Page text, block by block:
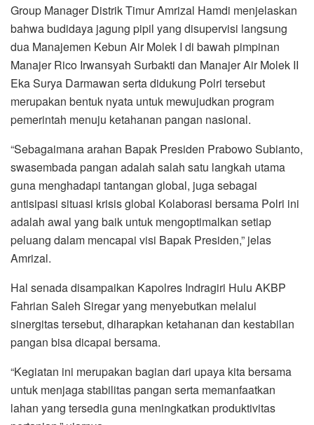
Group Manager Distrik Timur Amrizal Hamdi menjelaskan
bahwa budidaya jagung pipil yang disupervisi langsung
dua Manajemen Kebun Air Molek I di bawah pimpinan
Manajer Rico Irwansyah Surbakti dan Manajer Air Molek II
Eka Surya Darmawan serta didukung Polri tersebut
merupakan bentuk nyata untuk mewujudkan program
pemerintah menuju ketahanan pangan nasional.
“Sebagaimana arahan Bapak Presiden Prabowo Subianto,
swasembada pangan adalah salah satu langkah utama
guna menghadapi tantangan global, juga sebagai
antisipasi situasi krisis global Kolaborasi bersama Polri ini
adalah awal yang baik untuk mengoptimalkan setiap
peluang dalam mencapai visi Bapak Presiden,” jelas
Amrizal.
Hal senada disampaikan Kapolres Indragiri Hulu AKBP
Fahrian Saleh Siregar yang menyebutkan melalui
sinergitas tersebut, diharapkan ketahanan dan kestabilan
pangan bisa dicapai bersama.
“Kegiatan ini merupakan bagian dari upaya kita bersama
untuk menjaga stabilitas pangan serta memanfaatkan
lahan yang tersedia guna meningkatkan produktivitas